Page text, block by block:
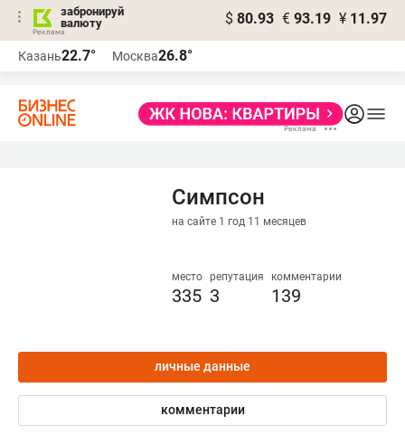
забронируй
валюту
$ 80.93 € 93.19 ¥ 11.97
Казань22.7° Москва26.8°
Симпсон
на сайте 1 год 11 месяцев
место
335
репутация
3
комментарии
139
личные данные
комментарии